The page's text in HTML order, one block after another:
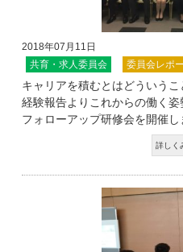
2018年07月11日
共育・求人委員会
委員会レポ
キャリアを積むとはどういう
経験報告よりこれからの働く
フォローアップ研修会を開催し